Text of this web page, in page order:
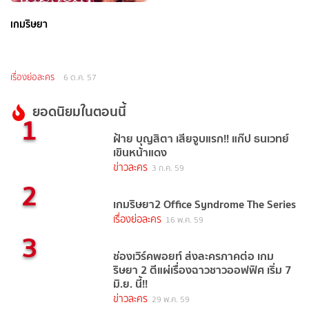
เกมริษยา
เรื่องย่อละคร 6 ต.ค. 57
ยอดนิยมในตอนนี้
1 ฝ้าย บุญสิตา เสียจูบแรก!! แก๊ป ธนเวทย์
เขินหน้าแดง
ข่าวละคร 3 ก.ค. 59
2 เกมริษยา2 Office Syndrome The Series
เรื่องย่อละคร 16 พ.ค. 59
3 ช่องเวิร์คพอยท์ ส่งละครภาคต่อ เกม
ริษยา 2 ตีแผ่เรื่องฉาวชาวออฟฟิศ เริ่ม 7
มิ.ย. นี้!!
ข่าวละคร 29 พ.ค. 59